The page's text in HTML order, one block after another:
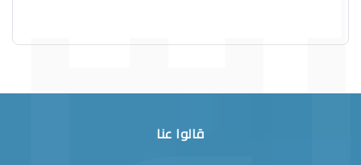
قالوا عنا